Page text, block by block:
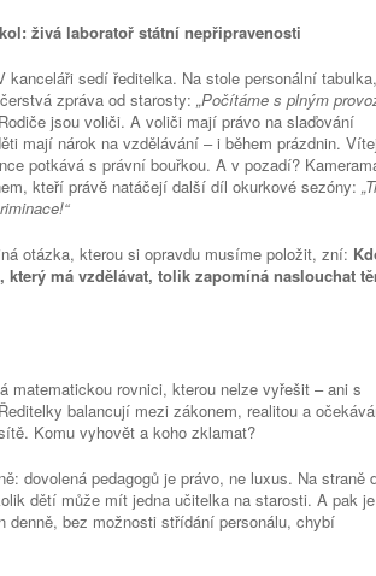
živá laboratoř státní nepřipravenosti
sedí ředitelka. Na stole personální
zpráva od starosty: „Počítáme s plným
Rodiče jsou voliči. A voliči mají právo na slaďování
mají nárok na vzdělávání – i během prázdnin.
potkává s právní bouřkou. A v pozadí?
kteří právě natáčejí další díl okurkové sezóny:
otázka, kterou si opravdu musíme položit, zní:
má vzdělávat, tolik zapomíná naslouchat
matematickou rovnici, kterou nelze vyřešit – ani s
balancují mezi zákonem, realitou a
Komu vyhovět a koho zklamat?
dovolená pedagogů je právo, ne luxus. Na straně
dětí může mít jedna učitelka na starosti. A pak
denně, bez možnosti střídání personálu, chybí